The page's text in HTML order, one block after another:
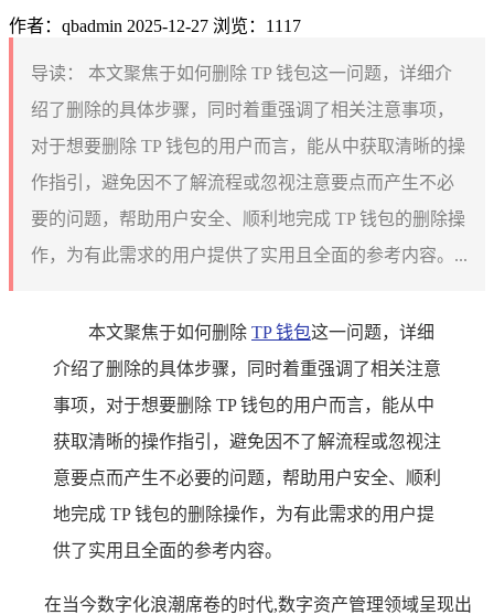
作者：qbadmin 2025-12-27 浏览：1117
导读：
本文聚焦于如何删除 TP 钱包这一问题，详细介
绍了删除的具体步骤，同时着重强调了相关注意事项，
对于想要删除 TP 钱包的用户而言，能从中获取清晰的操
作指引，避免因不了解流程或忽视注意要点而产生不必
要的问题，帮助用户安全、顺利地完成 TP 钱包的删除操
作，为有此需求的用户提供了实用且全面的参考内容。...
本文聚焦于如何删除 TP 钱包这一问题，详细
介绍了删除的具体步骤，同时着重强调了相关注意
事项，对于想要删除 TP 钱包的用户而言，能从中
获取清晰的操作指引，避免因不了解流程或忽视注
意要点而产生不必要的问题，帮助用户安全、顺利
地完成 TP 钱包的删除操作，为有此需求的用户提
供了实用且全面的参考内容。
在当今数字化浪潮席卷的时代,数字资产管理领域呈现出